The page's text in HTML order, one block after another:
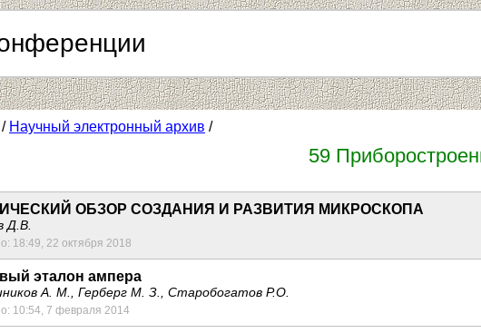
/ Научный электронный архив /
59
ОБЗОР СОЗДАНИЯ И РАЗВИТИЯ МИКРОСКОПА
Д.В.
18:49, 22 октября 2018
эталон ампера
А. М., Герберг М. З., Старобогатов Р.О.
10:54, 7 февраля 2014